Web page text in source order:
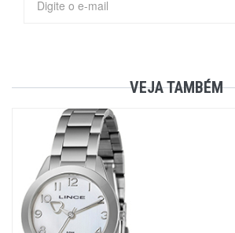
VEJA TAMBÉM